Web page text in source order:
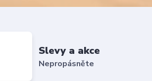
Slevy a akce
Nepropásněte